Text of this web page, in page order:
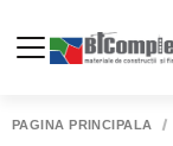
PAGINA PRINCIPALĂ